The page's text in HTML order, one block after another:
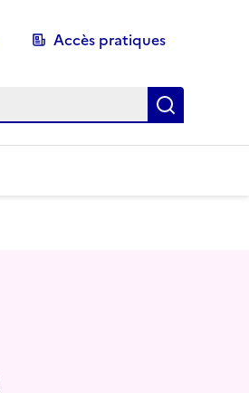
Accès pratiques